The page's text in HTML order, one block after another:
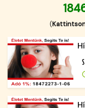
(Kattintson